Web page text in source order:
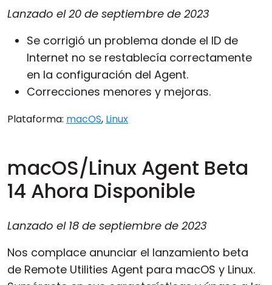
Lanzado el20 de septiembre de 2023
Se corrigió un problema donde el ID de
Internet no se restablecía correctamente
en la configuración del Agent.
Correcciones menores y mejoras.
Plataforma: macOS, Linux
macOS/Linux Agent Beta
14 Ahora Disponible
Lanzado el 18 de septiembre de 2023
Nos complace anunciar el lanzamiento beta
de Remote Utilities Agent para macOS y Linux.